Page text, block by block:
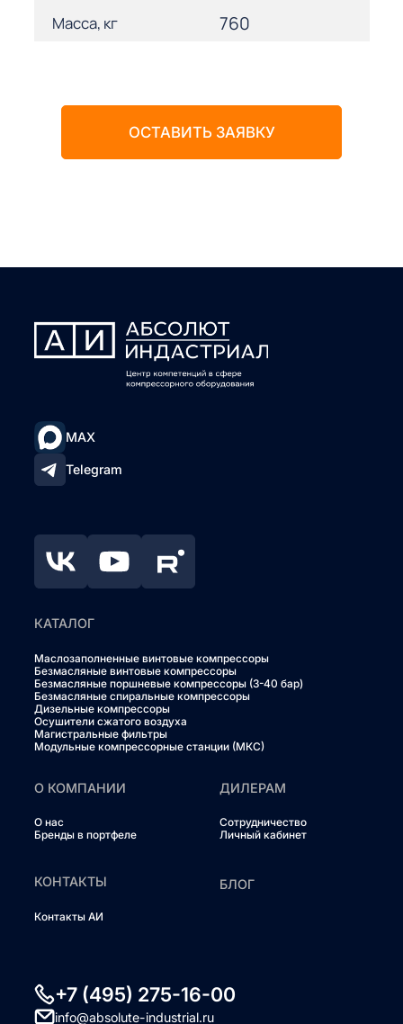
Масса, кг 760
ОСТАВИТЬ ЗАЯВКУ
MAX
Telegram
КАТАЛОГ
Маслозаполненные винтовые компрессоры
Безмасляные винтовые компрессоры
Безмасляные поршневые компрессоры (3-40 бар)
Безмасляные спиральные компрессоры
Дизельные компрессоры
Осушители сжатого воздуха
Магистральные фильтры
Модульные компрессорные станции (МКС)
О КОМПАНИИ
О нас
Бренды в портфеле
ДИЛЕРАМ
Сотрудничество
Личный кабинет
КОНТАКТЫ
Контакты АИ
БЛОГ
+7 (495) 275-16-00
info@absolute-industrial.ru